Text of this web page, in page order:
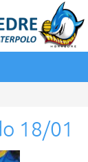
18/01